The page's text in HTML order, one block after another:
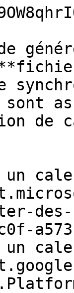
de
des-